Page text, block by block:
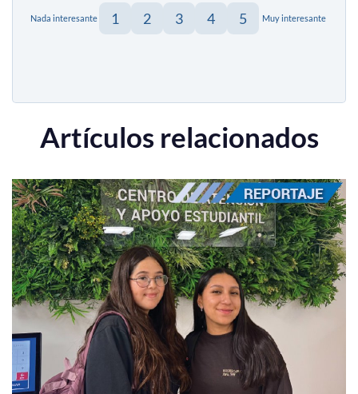
Nada interesante 1 2 3 4 5 Muy interesante
Artículos relacionados